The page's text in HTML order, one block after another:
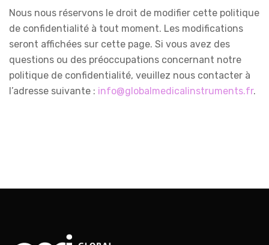
Nous nous réservons le droit de modifier cette politique
de confidentialité à tout moment. Les modifications
seront affichées sur cette page. Si vous avez des
questions ou des préoccupations concernant notre
politique de confidentialité, veuillez nous contacter à
l’adresse suivante : info@globalmedicalinstruments.fr.